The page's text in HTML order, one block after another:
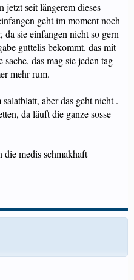
jetzt seit längerem dieses
geht im moment noch
sie einfangen nicht so gern
guttelis bekommt. das mit
das mag sie jeden tag
mehr rum.
aber das geht nicht .
da läuft die ganze sosse
medis schmakhaft